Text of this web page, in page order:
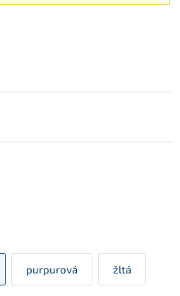
purpurová žltá